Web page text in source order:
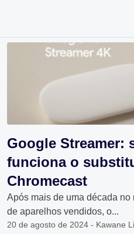
Google Streamer:
funciona o
Chromecast
Após mais de uma década
de aparelhos vendidos, o...
20 de agosto de 2024 - Kawane